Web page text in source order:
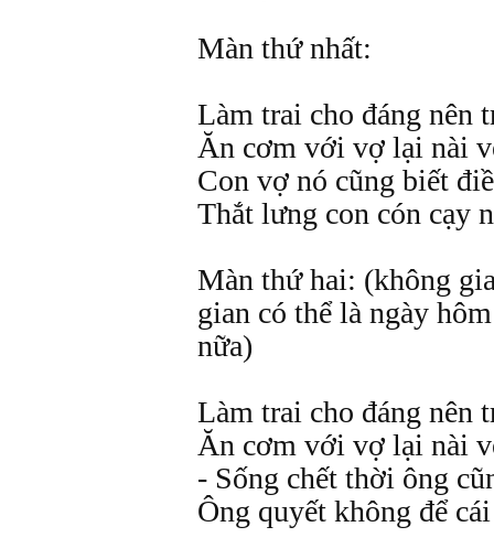
Màn thứ nhất:
Làm trai cho đáng nên
Ăn cơm với vợ lại nài
Con vợ nó cũng biết
Thắt lưng con cón cạy
Màn thứ hai: (không
gian có thể là ngày
nữa)
Làm trai cho đáng nên
Ăn cơm với vợ lại nài
- Sống chết thời ông
Ông quyết không để